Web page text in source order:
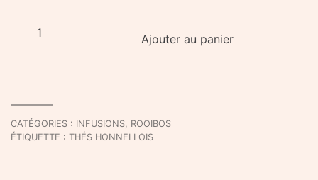
quantité
Ajouter au panier
CATÉGORIES : INFUSIONS ROOIBOS
ÉTIQUETTE : THÉS HONNELLOIS